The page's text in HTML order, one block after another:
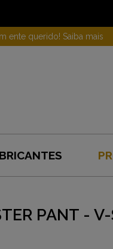
ente querido! Saiba mais
PANT -